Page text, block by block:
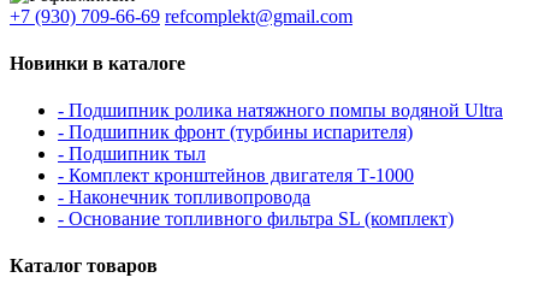
+7 (930) 709-66-69 refcomplekt@gmail.com
Новинки в каталоге
- Подшипник ролика натяжного помпы водяной Ultra
- Подшипник фронт (турбины испарителя)
- Подшипник тыл
- Комплект кронштейнов двигателя Т-1000
- Наконечник топливопровода
- Основание топливного фильтра SL (комплект)
Каталог товаров